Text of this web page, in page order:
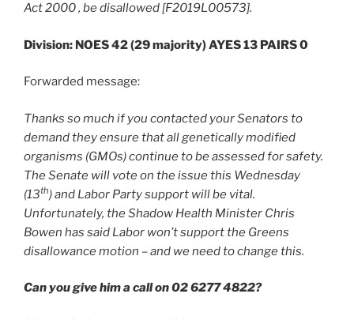
Act 2000 , be disallowed [F2019L00573].
Division: NOES 42 (29 majority) AYES 13 PAIRS 0
Forwarded message:
Thanks so much if you contacted your Senators to
demand they ensure that all genetically modified
organisms (GMOs) continue to be assessed for safety.
The Senate will vote on the issue this Wednesday
(13th) and Labor Party support will be vital.
Unfortunately, the Shadow Health Minister Chris
Bowen has said Labor won’t support the Greens
disallowance motion – and we need to change this.
Can you give him a call on 02 6277 4822?